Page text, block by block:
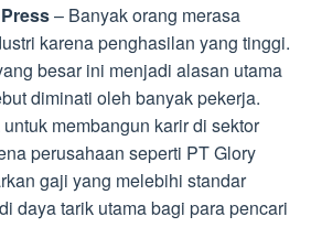
– Banyak orang merasa
karena penghasilan yang tinggi.
besar ini menjadi alasan utama
diminati oleh banyak pekerja.
membangun karir di sektor
perusahaan seperti PT Glory
gaji yang melebihi standar
daya tarik utama bagi para pencari